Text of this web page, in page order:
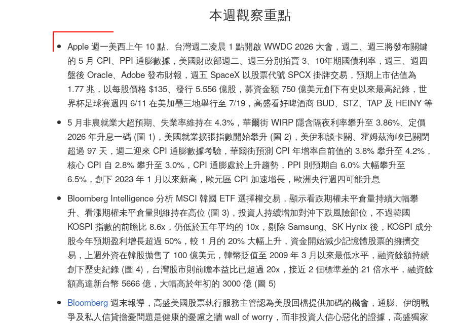
本週觀察重點
Apple 週一美西上午 10 點、台灣週二凌晨 1 點開啟 WWDC 2026 大會，週二、週三將發布關鍵
的 5 月 CPI、PPI 通膨數據，美國財政部週二、週三分別拍賣 3、10年期國債利率，週三、週四
盤後 Oracle、Adobe 發布財報，週五 SpaceX 以股票代號 SPCX 掛牌交易，預期上市估值為
1.77 兆，以每股價格 $135、發行 5.556 億股，募資金額 750 億美元創下有史以來最高紀錄，世
界杯足球賽週四 6/11 在美加墨三地舉行至 7/19，高盛看好啤酒商 BUD、STZ、TAP 及 HEINY 等
5 月非農就業大超預期、失業率維持在 4.3%，華爾街 WIRP 隱含隔夜利率攀升至 3.86%、定價
2026 年升息一碼 (圖 1)，美國就業擴張指數開始攀升 (圖 2)，美伊和談卡關、霍姆茲海峽已關閉
超過 97 天，週二迎來 CPI 通膨數據考驗，華爾街預測 CPI 年增率自前值的 3.8% 攀升至 4.2%，
核心 CPI 自 2.8% 攀升至 3.0%，CPI 通膨處於上升趨勢，PPI 則預期自 6.0% 大幅攀升至
6.5%，創下 2023 年 1 月以來新高，歐元區 CPI 加速增長，歐洲央行週四可能升息
Bloomberg Intelligence 分析 MSCI 韓國 ETF 選擇權交易，顯示看跌期權未平倉量持續大幅攀
升、看漲期權未平倉量則維持在高位 (圖 3)，投資人持續增加對沖下跌風險部位，不過韓國
KOSPI 指數的前瞻比 8.6x，仍低於五年平均的 10x，剔除 Samsung、SK Hynix 後，KOSPI 成分
股今年預期盈利增長超過 50%，較 1 月的 20% 大幅上升，資金開始減少記憶體股票的擁擠交
易，上週外資在韓股拋售了 100 億美元，韓幣貶值至 2009 年 3 月以來最低水平，融資餘額持續
創下歷史紀錄 (圖 4)，台灣股市則前瞻本益比已超過 20x，接近 2 個標準差的 21 倍水平，融資餘
額高達新台幣 5666 億，大幅高於年初的 3000 億 (圖 5)
Bloomberg 週末報導，高盛美國股票執行服務主管認為美股回檔提供加碼的機會，通膨、伊朗戰
爭及私人信貸擔憂問題是健康的憂慮之牆 wall of worry，而非投資人信心惡化的證據，高盛獨家